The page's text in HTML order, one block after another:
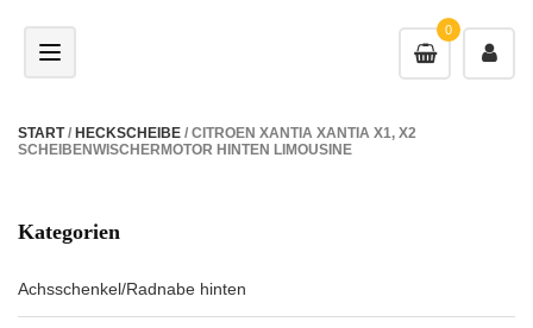
0
Toggle navigation
START/ HECKSCHEIBE / CITROEN XANTIA XANTIA X1, X2
SCHEIBENWISCHERMOTOR HINTEN LIMOUSINE
Kategorien
Achsschenkel/Radnabe hinten